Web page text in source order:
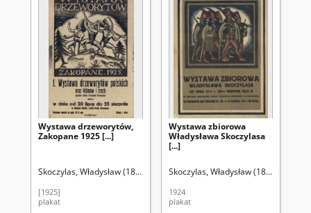
Wystawa drzeworytów,
Zakopane 1925 [...]
Skoczylas, Władysław (1883-1934)
[1925]
plakat
Wystawa zbiorowa
Władysława Skoczylasa
[...]
Skoczylas, Władysław (1883-1934)
1924
plakat